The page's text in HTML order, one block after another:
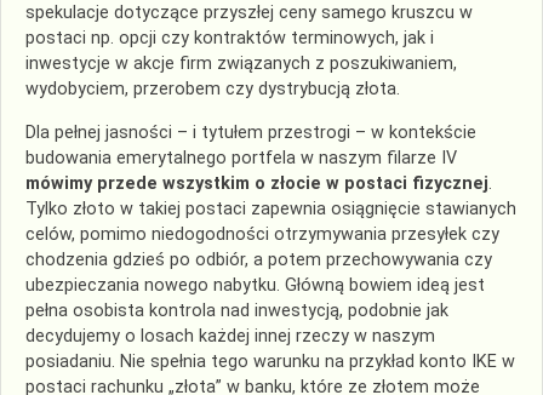
spekulacje dotyczące przyszłej ceny samego kruszcu w
postaci np. opcji czy kontraktów terminowych, jak i
inwestycje w akcje firm związanych z poszukiwaniem,
wydobyciem, przerobem czy dystrybucją złota.
Dla pełnej jasności – i tytułem przestrogi – w kontekście
budowania emerytalnego portfela w naszym filarze IV
mówimy przede wszystkim o złocie w postaci fizycznej.
Tylko złoto w takiej postaci zapewnia osiągnięcie stawianych
celów, pomimo niedogodności otrzymywania przesyłek czy
chodzenia gdzieś po odbiór, a potem przechowywania czy
ubezpieczania nowego nabytku. Główną bowiem ideą jest
pełna osobista kontrola nad inwestycją, podobnie jak
decydujemy o losach każdej innej rzeczy w naszym
posiadaniu. Nie spełnia tego warunku na przykład konto IKE w
postaci rachunku „złota” w banku, które ze złotem może